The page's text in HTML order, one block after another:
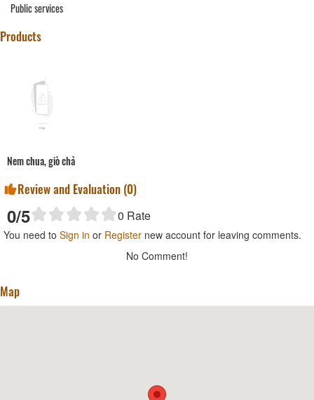
Public services
Products
Nem chua, giò chả
Review and Evaluation (0)
0/5 0 Rate
You need to Sign in or Register new account for leaving comments.
No Comment!
Map